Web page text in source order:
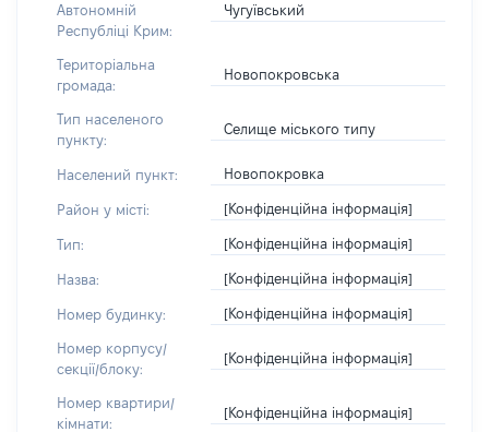
Автономній
Республіці Крим:
Чугуївський
Територіальна
громада:
Новопокровська
Тип населеного
пункту:
Селище міського типу
Населений пункт: Новопокровка
Район у місті: [Конфіденційна інформація]
Тип: [Конфіденційна інформація]
Назва: [Конфіденційна інформація]
Номер будинку: [Конфіденційна інформація]
Номер корпусу/
секції/блоку:
[Конфіденційна інформація]
Номер квартири/
кімнати:
[Конфіденційна інформація]